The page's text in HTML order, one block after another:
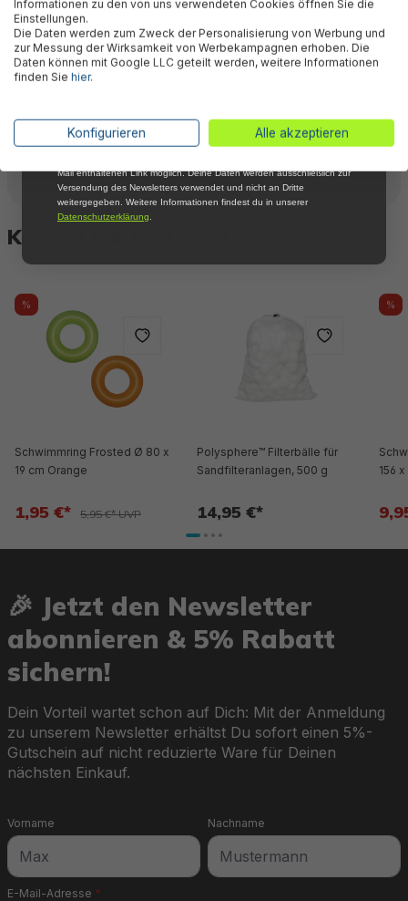
Downloads
Warnhinweise
Herstellerinformation
Kunden kauften auch
%
Schwimmring Frosted Ø 80 x
19 cm Orange
1,95 €* 5,95 €* UVP
Polysphere™ Filterbälle für
Sandfilteranlagen, 500 g
14,95 €*
%
156
🎉 Jetzt den Newsletter
abonnieren & 5% Rabatt
sichern!
Dein Vorteil wartet schon auf Dich: Mit der Anmeldung
zu unserem Newsletter erhältst Du sofort einen 5%-
Gutschein auf nicht reduzierte Ware für Deinen
nächsten Einkauf.
E-Mail-Adresse *
Vorname Nachname
Informationen zu den von uns verwendeten Cookies öffnen Sie die
Einstellungen.
Die Daten werden zum Zweck der Personalisierung von Werbung und
zur Messung der Wirksamkeit von Werbekampagnen erhoben. Die
Daten können mit Google LLC geteilt werden, weitere Informationen
finden Sie hier.
Konfigurieren Alle akzeptieren
bei Deiner ersten Bestellung !*
Email
*Mit der Anmeldung zum Newsletter stimmst du zu, regelmäßig per E-
Mail über aktuelle Angebote, Aktionen und Produktneuheiten
Mail enthaltenen Link möglich. Deine Daten werden ausschließlich zur
Versendung des Newsletters verwendet und nicht an Dritte
weitergegeben. Weitere Informationen findest du in unserer
Datenschutzerklärung